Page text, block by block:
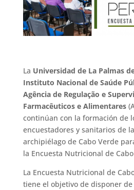
La Universidad de La Palmas
Instituto Nacional de Saúde
Agência de Regulação e
Farmacêuticos e Alimentares
continúan con la formación de
encuestadores y sanitarios de
archipiélago de Cabo Verde
la Encuesta Nutricional de Cabo
La Encuesta Nutricional de
tiene el objetivo de disponer